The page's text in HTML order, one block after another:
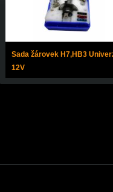
Sada žárovek H7,HB3
12V